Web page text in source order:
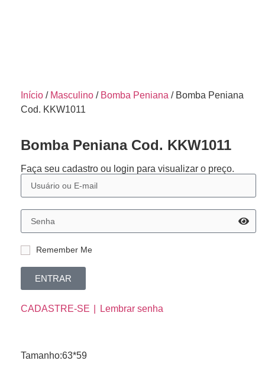
Início / Masculino / Bomba Peniana / Bomba Peniana
Cod. KKW1011
Bomba Peniana Cod. KKW1011
Faça seu cadastro ou login para visualizar o preço.
Remember Me
ENTRAR
CADASTRE-SE Lembrar senha
Tamanho:63*59